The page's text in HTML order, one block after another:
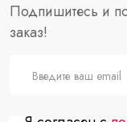
Подпишитесь и
заказ!